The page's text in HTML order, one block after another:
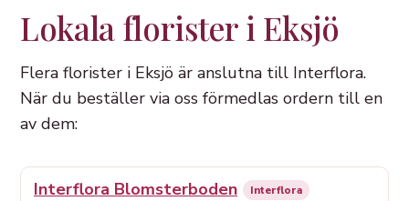
Lokala florister i Eksjö
Flera florister i Eksjö är anslutna till Interflora.
När du beställer via oss förmedlas ordern till en
av dem:
Interflora Blomsterboden Interflora